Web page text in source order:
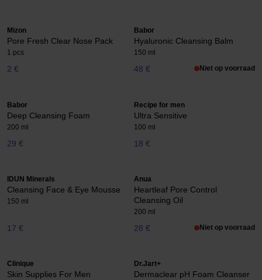
Mizon
Pore Fresh Clear Nose Pack
1 pcs
2 €
Babor
Hyaluronic Cleansing Balm
150 ml
48 € Niet op voorraad
Babor
Deep Cleansing Foam
200 ml
29 €
Recipe for men
Ultra Sensitive
100 ml
18 €
IDUN Minerals
Cleansing Face & Eye Mousse
150 ml
17 €
Anua
Heartleaf Pore Control
Cleansing Oil
200 ml
28 € Niet op voorraad
Clinique
Skin Supplies For Men
Dr.Jart+
Dermaclear pH Foam Cleanser